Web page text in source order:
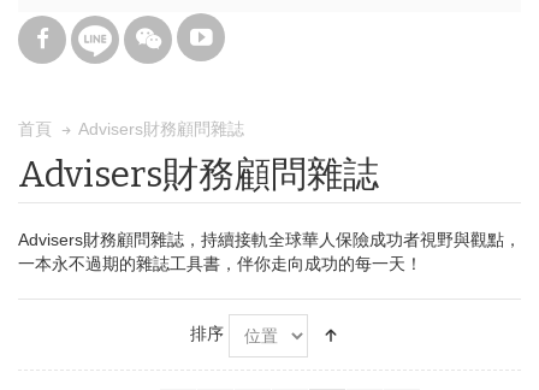
首頁 Advisers財務顧問雜誌
Advisers財務顧問雜誌
Advisers財務顧問雜誌，持續接軌全球華人保險成功者視野與觀點，
一本永不過期的雜誌工具書，伴你走向成功的每一天！
排序